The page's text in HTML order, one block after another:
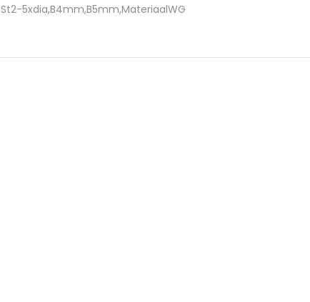
St2-5xdia,B4mm,B5mm,MateriaalWG